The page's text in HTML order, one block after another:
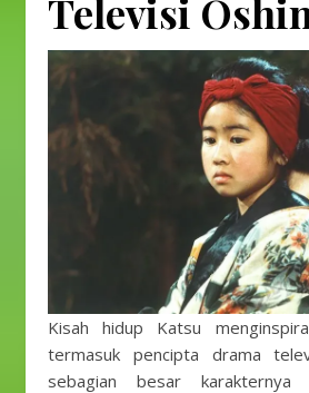
Televisi
Kisah hidup Katsu
termasuk pencipta drama
sebagian besar karakternya